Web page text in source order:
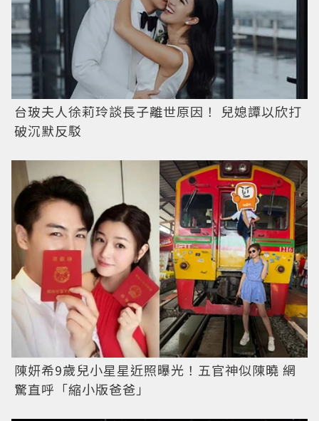
台玻夫人徐莉玲談長子離世原因！ 兒媳譚以欣打
破沉默反駁
陳妍希9歲兒小星星近照曝光！五官神似陳曉 網
驚直呼「縮小版爸爸」